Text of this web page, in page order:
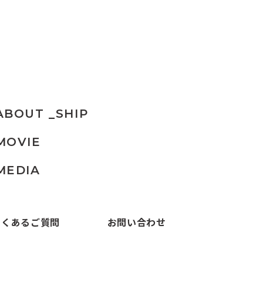
_SHIP
あるご質問 お問い合わせ